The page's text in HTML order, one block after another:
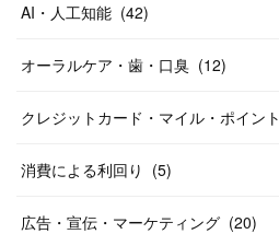
AI・人工知能 (42)
オーラルケア・歯・口臭 (12)
クレジットカード・マイル・ポイント
消費による利回り (5)
広告・宣伝・マーケティング (20)